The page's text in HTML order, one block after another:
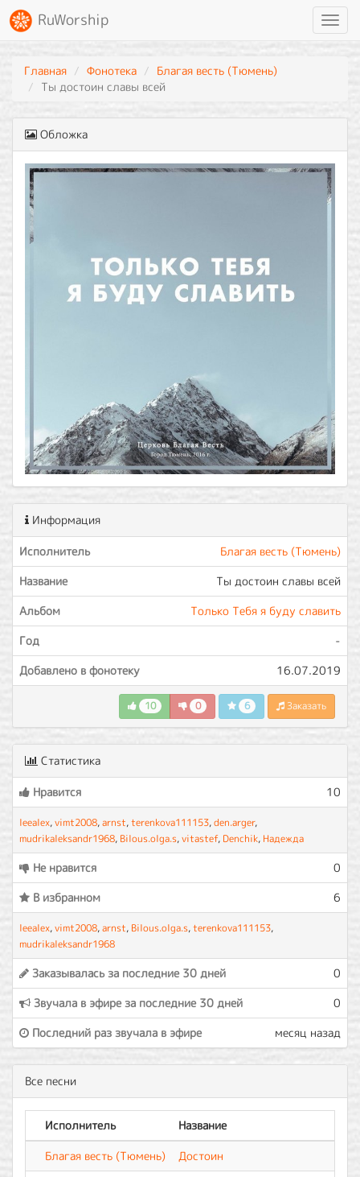
RuWorship
Главная Фонотека
Благая весть (Тюмень)
Ты достоин славы всей
Обложка
Информация
Исполнитель
Благая весть (Тюмень)
Название
Ты достоин славы всей
Альбом
Только Тебя я буду славить
Год
-
Добавлено в фонотеку
16.07.2019
10 0 6 Заказать
Статистика
Нравится 10
leealex,vimt2008,arnst,terenkova111153,den.arger,
mudrikaleksandr1968, Bilous.olga.s,vitastef, Denchik, Надежда
Не нравится
0
В избранном
6
leealex,vimt2008,arnst, Bilous.olga.s,terenkova111153,
mudrikaleksandr1968
Заказывалась за последние 30 дней
0
Звучала в эфире за последние 30 дней
0
Последний раз звучала в эфире
месяц назад
Все песни
Исполнитель
Название
Благая весть (Тюмень)
Достоин